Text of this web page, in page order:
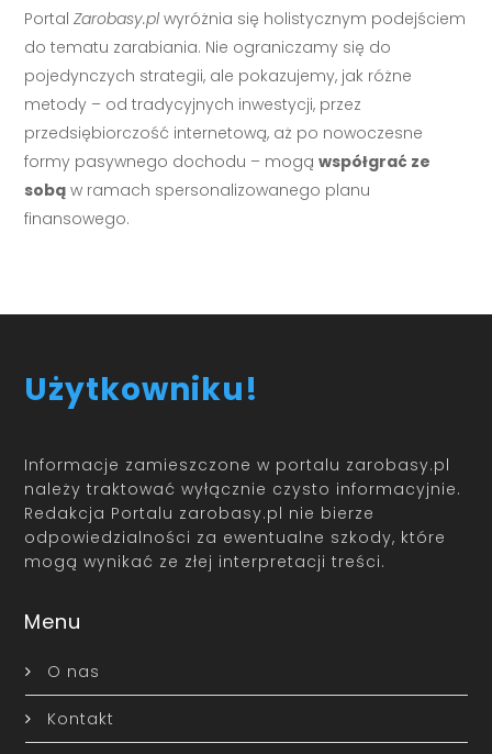
PortalZarobasy.pl wyróżnia się holistycznym podejściem
do tematu zarabiania. Nie ograniczamy się do
pojedynczych strategii, ale pokazujemy, jak różne
metody – od tradycyjnych inwestycji, przez
przedsiębiorczość internetową, aż po nowoczesne
formy pasywnego dochodu – mogąwspółgrać ze
sobą w ramach spersonalizowanego planu
finansowego.
Użytkowniku!
Informacje zamieszczone w portalu zarobasy.pl
należy traktować wyłącznie czysto informacyjnie.
Redakcja Portalu zarobasy.pl nie bierze
odpowiedzialności za ewentualne szkody, które
mogą wynikać ze złej interpretacji treści.
Menu
O nas
Kontakt